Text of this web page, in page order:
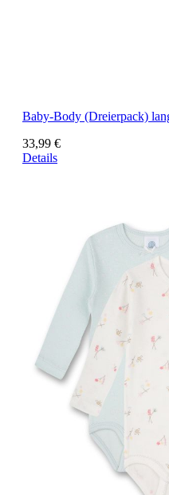
Baby-Body (Dreierpack)
33,99 €
Details